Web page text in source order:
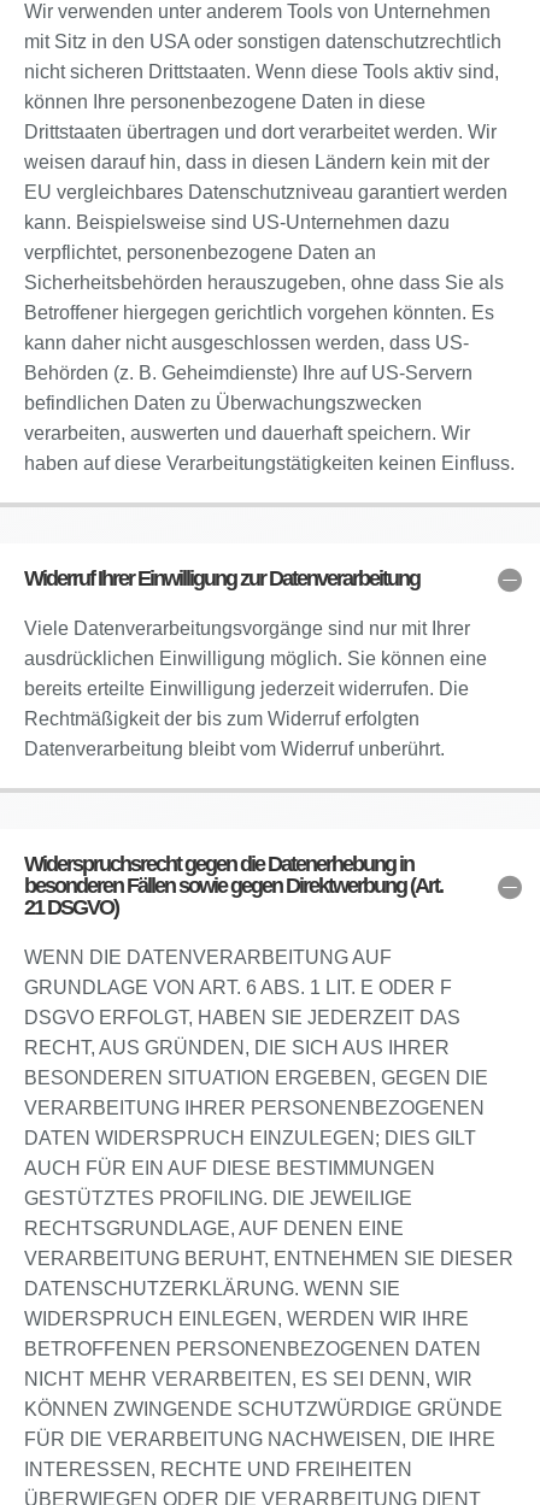
Wir verwenden unter anderem Tools von Unternehmen
mit Sitz in den USA oder sonstigen datenschutzrechtlich
nicht sicheren Drittstaaten. Wenn diese Tools aktiv sind,
können Ihre personenbezogene Daten in diese
Drittstaaten übertragen und dort verarbeitet werden. Wir
weisen darauf hin, dass in diesen Ländern kein mit der
EU vergleichbares Datenschutzniveau garantiert werden
kann. Beispielsweise sind US-Unternehmen dazu
verpflichtet, personenbezogene Daten an
Sicherheitsbehörden herauszugeben, ohne dass Sie als
Betroffener hiergegen gerichtlich vorgehen könnten. Es
kann daher nicht ausgeschlossen werden, dass US-
Behörden (z. B. Geheimdienste) Ihre auf US-Servern
befindlichen Daten zu Überwachungszwecken
verarbeiten, auswerten und dauerhaft speichern. Wir
haben auf diese Verarbeitungstätigkeiten keinen Einfluss.
Widerruf Ihrer Einwilligung zur Datenverarbeitung
Viele Datenverarbeitungsvorgänge sind nur mit Ihrer
ausdrücklichen Einwilligung möglich. Sie können eine
bereits erteilte Einwilligung jederzeit widerrufen. Die
Rechtmäßigkeit der bis zum Widerruf erfolgten
Datenverarbeitung bleibt vom Widerruf unberührt.
Widerspruchsrecht gegen die Datenerhebung in
besonderen Fällen sowie gegen Direktwerbung (Art.
21 DSGVO)
WENN DIE DATENVERARBEITUNG AUF
GRUNDLAGE VON ART. 6 ABS. 1 LIT. E ODER F
DSGVO ERFOLGT, HABEN SIE JEDERZEIT DAS
RECHT, AUS GRÜNDEN, DIE SICH AUS IHRER
BESONDEREN SITUATION ERGEBEN, GEGEN DIE
VERARBEITUNG IHRER PERSONENBEZOGENEN
DATEN WIDERSPRUCH EINZULEGEN; DIES GILT
AUCH FÜR EIN AUF DIESE BESTIMMUNGEN
GESTÜTZTES PROFILING. DIE JEWEILIGE
RECHTSGRUNDLAGE, AUF DENEN EINE
VERARBEITUNG BERUHT, ENTNEHMEN SIE DIESER
DATENSCHUTZERKLÄRUNG. WENN SIE
WIDERSPRUCH EINLEGEN, WERDEN WIR IHRE
BETROFFENEN PERSONENBEZOGENEN DATEN
NICHT MEHR VERARBEITEN, ES SEI DENN, WIR
KÖNNEN ZWINGENDE SCHUTZWÜRDIGE GRÜNDE
FÜR DIE VERARBEITUNG NACHWEISEN, DIE IHRE
INTERESSEN, RECHTE UND FREIHEITEN
ÜBERWIEGEN ODER DIE VERARBEITUNG DIENT